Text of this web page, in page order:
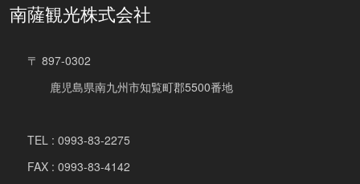
南薩観光株式会社
〒 897-0302
鹿児島県南九州市知覧町郡5500番地
TEL : 0993-83-2275
FAX : 0993-83-4142